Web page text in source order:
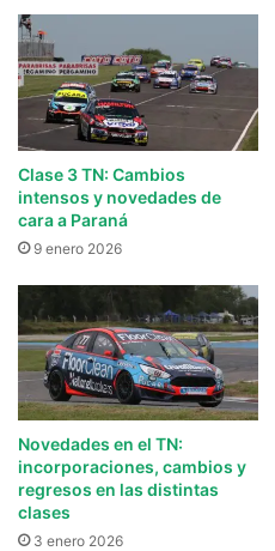
Clase 3 TN: Cambios
intensos y novedades de
cara a Paraná
9 enero 2026
Novedades en el TN:
incorporaciones, cambios y
regresos en las distintas
clases
3 enero 2026